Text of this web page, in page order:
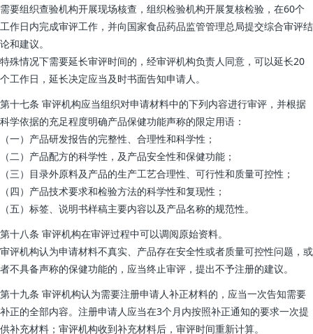
需要组织查验机构开展现场核查，组织检验机构开展复核检验，在60个
工作日内完成审评工作，并向国家食品药品监管管理总局提交综合审评结
论和建议。
特殊情况下需要延长审评时间的，经审评机构负责人同意，可以延长20
个工作日，延长决定应当及时书面告知申请人。
第十七条 审评机构应当组织对申请材料中的下列内容进行审评，并根据
科学依据的充足程度明确产品保健功能声称的限定用语：
（一）产品研发报告的完整性、合理性和科学性；
（二）产品配方的科学性，及产品安全性和保健功能；
（三）目录外原料及产品的生产工艺合理性、可行性和质量可控性；
（四）产品技术要求和检验方法的科学性和复现性；
（五）标签、说明书样稿主要内容以及产品名称的规范性。
第十八条 审评机构在审评过程中可以调阅原始资料。
审评机构认为申请材料不真实、产品存在安全性或者质量可控性问题，或
者不具备声称的保健功能的，应当终止审评，提出不予注册的建议。
第十九条 审评机构认为需要注册申请人补正材料的，应当一次告知需要
补正的全部内容。注册申请人应当在3个月内按照补正通知的要求一次提
供补充材料；审评机构收到补充材料后，审评时间重新计算。